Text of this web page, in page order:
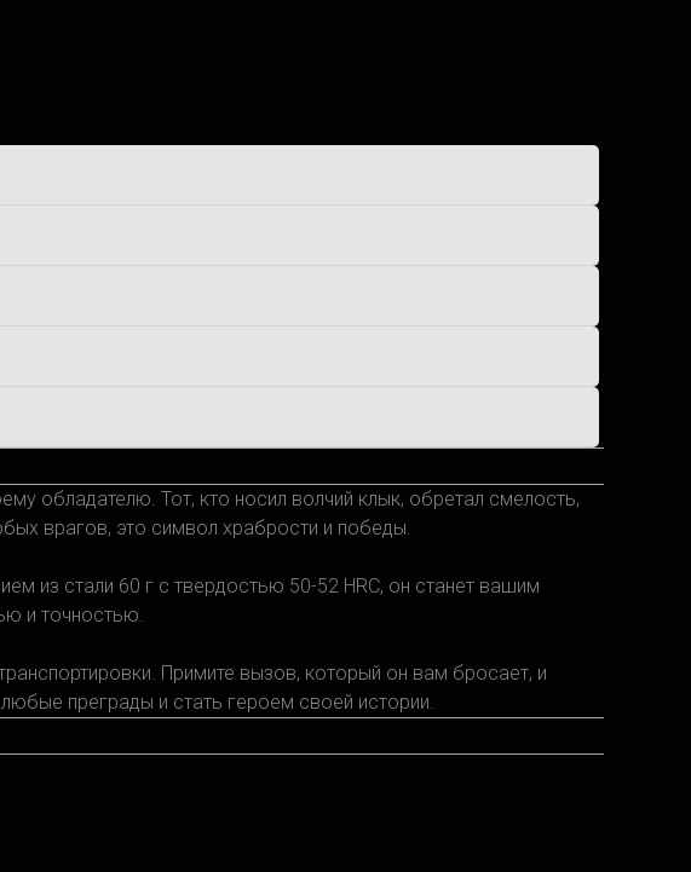
обладателю. Тот, кто носил волчий клык, обретал смелость,
врагов, это символ храбрости и победы.
из стали 60 г с твердостью 50-52 HRC, он станет вашим
и точностью.
Примите вызов, который он вам бросает, и
преграды и стать героем своей истории.